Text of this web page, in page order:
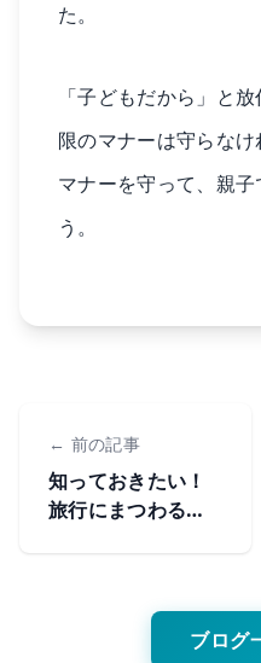
た。
「子どもだから」と
限のマナーは守らなけ
マナーを守って、親
う。
← 前の記事
知っておきたい！
旅行にまつわる
ブログ